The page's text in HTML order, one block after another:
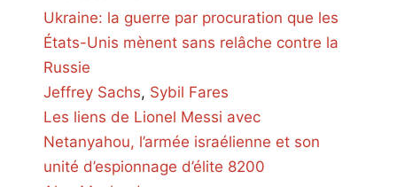
Ukraine: la guerre par procuration que les
États-Unis mènent sans relâche contre la
Russie
Jeffrey Sachs, Sybil Fares
Les liens de Lionel Messi avec
Netanyahou, l’armée israélienne et son
unité d’espionnage d’élite 8200